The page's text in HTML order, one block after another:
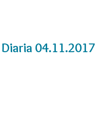
04.11.2017